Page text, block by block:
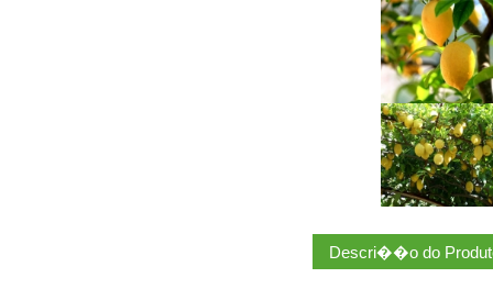
Descri��o do